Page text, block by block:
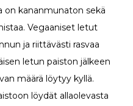
on kananmunaton sekä
Vegaaniset letut
ja riittävästi rasvaa
letun paiston jälkeen
määrä löytyy kyllä.
löydät allaolevasta